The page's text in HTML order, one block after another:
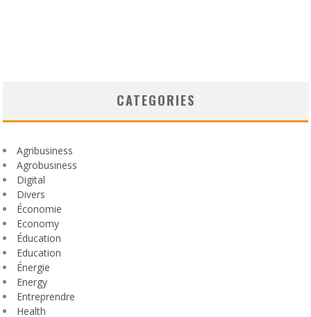
CATEGORIES
Agribusiness
Agrobusiness
Digital
Divers
Économie
Economy
Éducation
Education
Énergie
Energy
Entreprendre
Health